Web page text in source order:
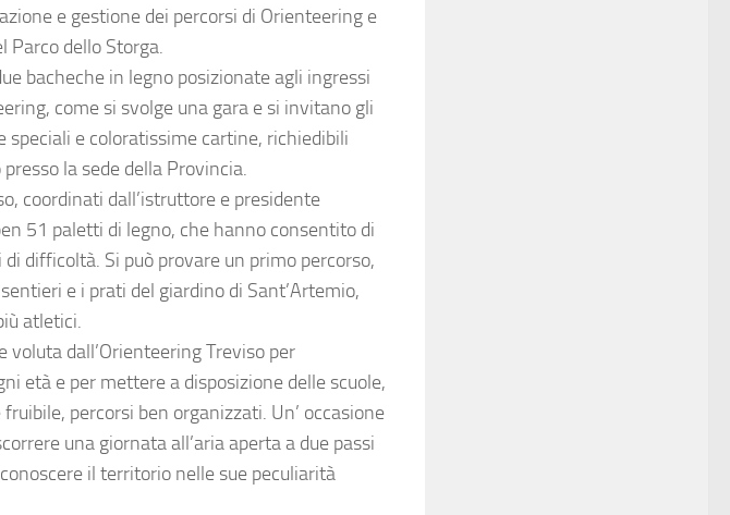
e gestione dei percorsi di Orienteering e
Parco dello Storga.
bacheche in legno posizionate agli ingressi
come si svolge una gara e si invitano gli
speciali e coloratissime cartine, richiedibili
presso la sede della Provincia.
coordinati dall’istruttore e presidente
51 paletti di legno, che hanno consentito di
difficoltà. Si può provare un primo percorso,
e i prati del giardino di Sant’Artemio,
atletici.
dall’Orienteering Treviso per
età e per mettere a disposizione delle scuole,
percorsi ben organizzati. Un’ occasione
una giornata all’aria aperta a due passi
il territorio nelle sue peculiarità